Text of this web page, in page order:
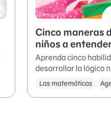
Cinco maneras
niños a
Aprenda cinco
desarrollar la lógica
Las matemáticas